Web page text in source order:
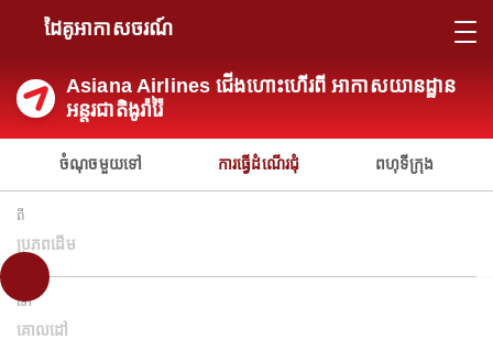
ដៃគូអាកាសចរណ៍
Asiana Airlines ជើងហោះហើរពី អាកាសយានដ្ឋាន
អន្តរជាតិងូរ៉ារ៉ៃ
ចំណុចមួយទៅ ការធ្វើដំណើរជុំ ពហុទីក្រុង
ពី
ប្រភពដើម
ទៅ
គោលដៅ